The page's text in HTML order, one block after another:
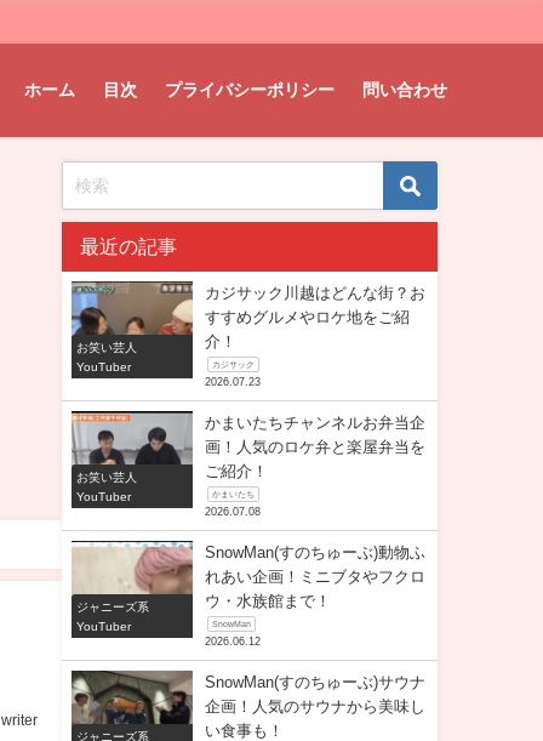
ホーム 目次 プライバシーポリシー 問い合わせ
writer
最近の記事
お笑い芸人
YouTuber
カジサック川越はどんな街？お
すすめグルメやロケ地をご紹
介！
カジサック
2026.07.23
お笑い芸人
YouTuber
かまいたちチャンネルお弁当企
画！人気のロケ弁と楽屋弁当を
ご紹介！
かまいたち
2026.07.08
ジャニーズ系
YouTuber
SnowMan(すのちゅーぶ)動物ふ
れあい企画！ミニブタやフクロ
ウ・水族館まで！
SnowMan
2026.06.12
ジャニーズ系
SnowMan(すのちゅーぶ)サウナ
企画！人気のサウナから美味し
い食事も！